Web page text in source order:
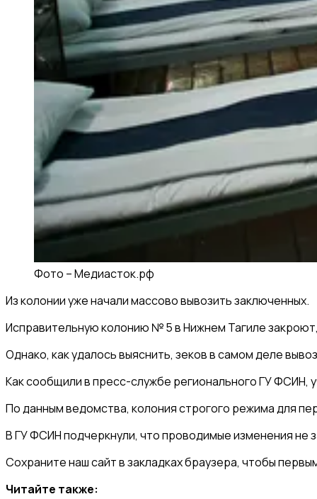
Фото –Медиасток.рф
Из колонии уже начали массово вывозить заключенных.
Исправительную колонию № 5 в Нижнем Тагиле
Однако, как удалось выяснить, зеков в самом деле
Как сообщили в пресс-службе регионального ГУ ФСИН,
По данным ведомства, колония строгого режима для
В ГУ ФСИН подчеркнули, что проводимые изменения не
Сохраните наш сайт в закладках браузера, чтобы
Читайте также: